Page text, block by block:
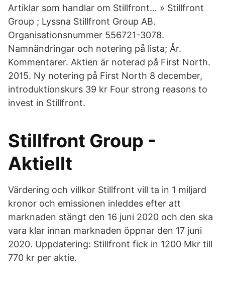
Artiklar som handlar om Stillfront… » Stillfront
Group ; Lyssna Stillfront Group AB.
Organisationsnummer 556721-3078.
Namnändringar och notering på lista; År.
Kommentarer. Aktien är noterad på First North.
2015. Ny notering på First North 8 december,
introduktionskurs 39 kr Four strong reasons to
invest in Stillfront.
Stillfront Group -
Aktiellt
Värdering och villkor Stillfront vill ta in 1 miljard
kronor och emissionen inleddes efter att
marknaden stängt den 16 juni 2020 och den ska
vara klar innan marknaden öppnar den 17 juni
2020. Uppdatering: Stillfront fick in 1200 Mkr till
770 kr per aktie.